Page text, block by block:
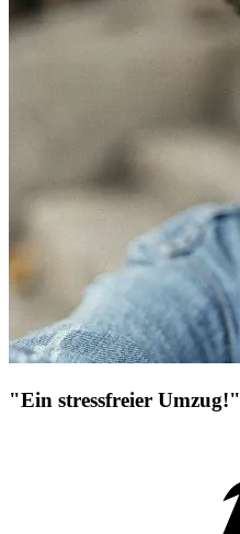
"Ein stressfreier Umzug!"